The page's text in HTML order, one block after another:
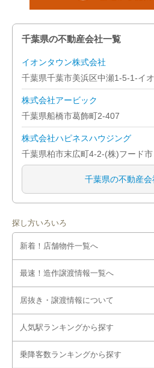
旭市
柏市
市原市
流山市
八千代市
我孫子市
鎌ヶ谷市
君津市
富津市
浦安市
四街道市
八街市
千葉県の不動産会社一覧
イオンタウン株式会社
千葉県千葉市美浜区中瀬1-5-1-イ
株式会社アービック
千葉県船橋市葛飾町2-407
株式会社ハピネスハウジング
千葉県柏市末広町4-2-(株)フード
千葉県の不動産
探し方いろいろ
新着！店舗物件一覧へ
最速！造作譲渡情報一覧へ
居抜き・譲渡情報について
人気駅ランキングから探す
乗降客数ランキングから探す